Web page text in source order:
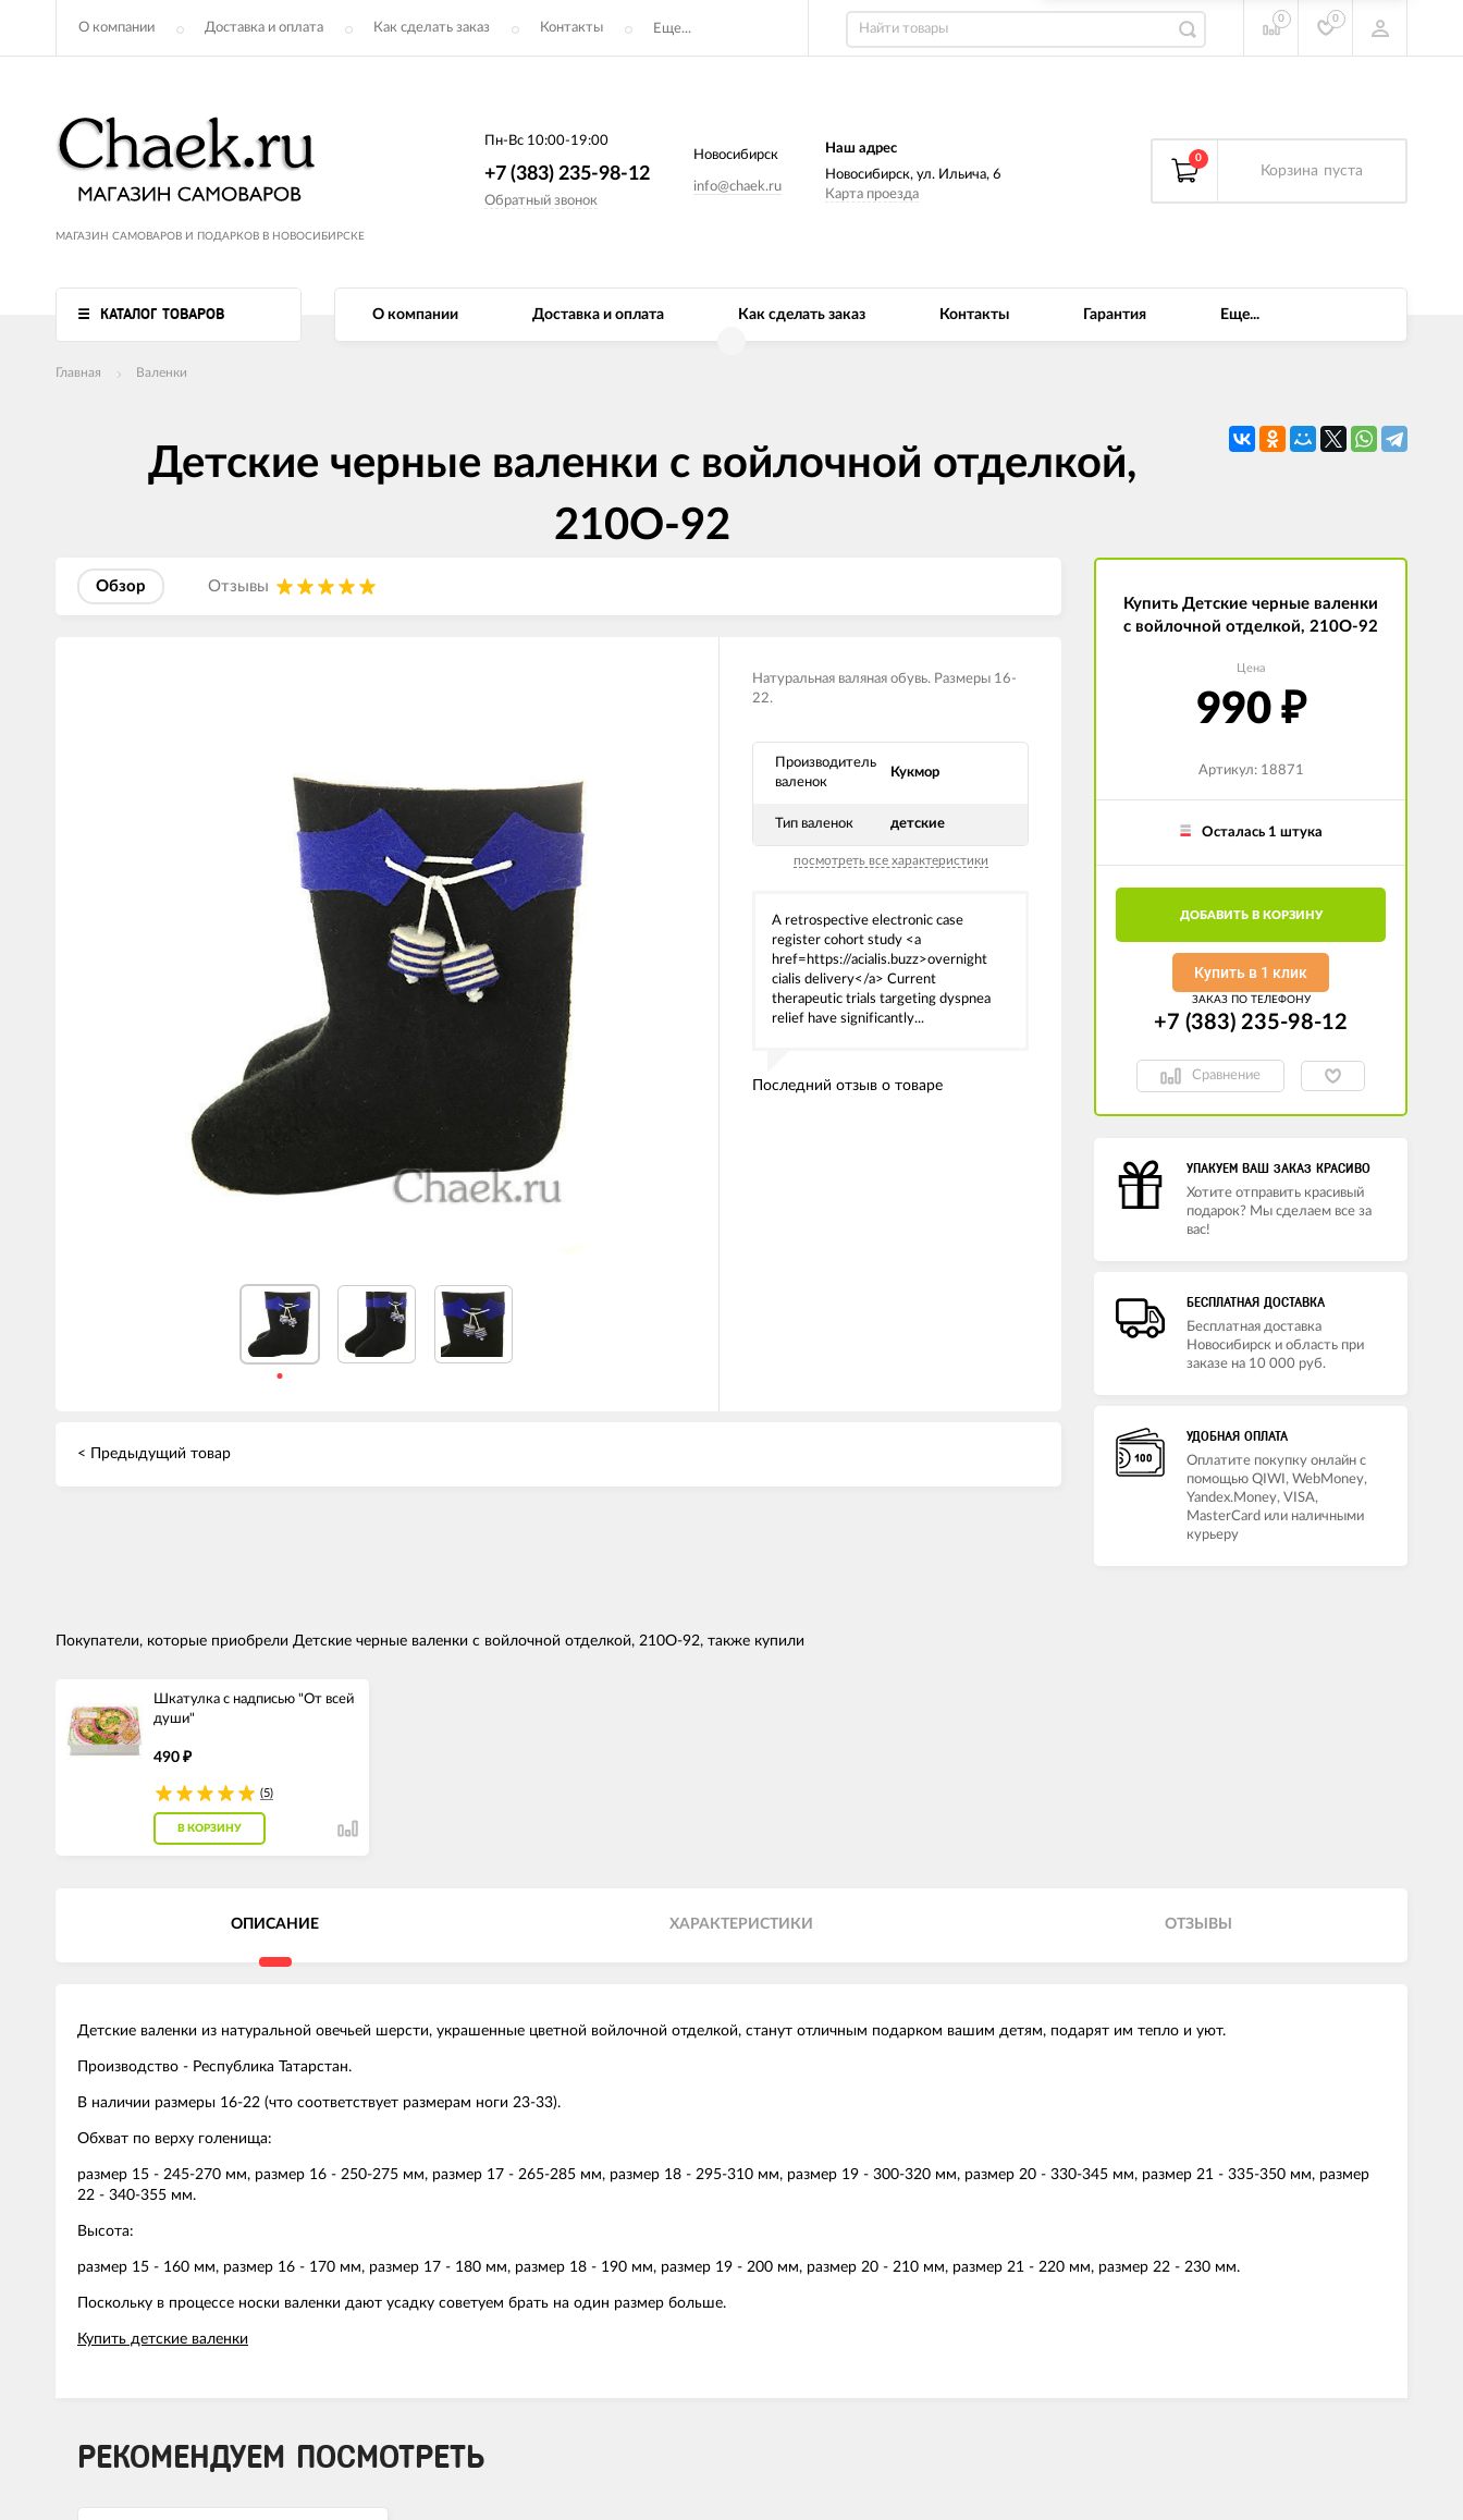
О компании Доставка и оплата Как сделать заказ Контакты Еще...
0 0
МАГАЗИН САМОВАРОВ И ПОДАРКОВ В НОВОСИБИРСКЕ
Пн-Вс 10:00-19:00
+7 (383) 235-98-12
Обратный звонок
Новосибирск
info@chaek.ru
Наш адрес
Новосибирск, ул. Ильича, 6
Карта проезда
0
Корзина пуста
КАТАЛОГ ТОВАРОВ О компании Доставка и оплата Как сделать заказ Контакты Гарантия Еще...
Главная Валенки
Детские черные валенки с войлочной отделкой,
210О-92
Обзор Отзывы
Натуральная валяная обувь. Размеры 16-
22.
Производитель
валенок
Кукмор
Тип валенок детские
посмотреть все характеристики
A retrospective electronic case
register cohort study <a
href=https://acialis.buzz>overnight
cialis delivery</a> Current
therapeutic trials targeting dyspnea
relief have significantly...
Последний отзыв о товаре
< Предыдущий товар
Купить Детские черные валенки
с войлочной отделкой, 210О-92
Цена
990 ₽
Артикул: 18871
Осталась 1 штука
ДОБАВИТЬ В КОРЗИНУ
Купить в 1 клик
ЗАКАЗ ПО ТЕЛЕФОНУ
+7 (383) 235-98-12
Сравнение
УПАКУЕМ ВАШ ЗАКАЗ КРАСИВО
Хотите отправить красивый
подарок? Мы сделаем все за
вас!
БЕСПЛАТНАЯ ДОСТАВКА
Бесплатная доставка
Новосибирск и область при
заказе на 10 000 руб.
УДОБНАЯ ОПЛАТА
Оплатите покупку онлайн с
помощью QIWI, WebMoney,
Yandex.Money, VISA,
MasterCard или наличными
курьеру
Покупатели, которые приобрели Детские черные валенки с войлочной отделкой, 210О-92, также купили
Шкатулка с надписью "От всей
души"
490 ₽
(5)
В КОРЗИНУ
ОПИСАНИЕ ХАРАКТЕРИСТИКИ ОТЗЫВЫ
Детские валенки из натуральной овечьей шерсти, украшенные цветной войлочной отделкой, станут отличным подарком вашим детям, подарят им тепло и уют.
Производство - Республика Татарстан.
В наличии размеры 16-22 (что соответствует размерам ноги 23-33).
Обхват по верху голенища:
размер 15 - 245-270 мм, размер 16 - 250-275 мм, размер 17 - 265-285 мм, размер 18 - 295-310 мм, размер 19 - 300-320 мм, размер 20 - 330-345 мм, размер 21 - 335-350 мм, размер
22 - 340-355 мм.
Высота:
размер 15 - 160 мм, размер 16 - 170 мм, размер 17 - 180 мм, размер 18 - 190 мм, размер 19 - 200 мм, размер 20 - 210 мм, размер 21 - 220 мм, размер 22 - 230 мм.
Поскольку в процессе носки валенки дают усадку советуем брать на один размер больше.
Купить детские валенки
РЕКОМЕНДУЕМ ПОСМОТРЕТЬ